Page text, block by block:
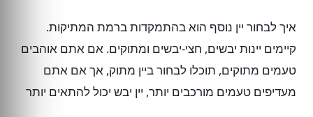
איך לבחור יין נוסף הוא בהתמקדות ברמת המתיקות.
קיימים יינות יבשים, חצי-יבשים ומתוקים. אם אתם אוהבים
טעמים מתוקים, תוכלו לבחור ביין מתוק, אך אם אתם
מעדיפים טעמים מורכבים יותר, יין יבש יכול להתאים יותר